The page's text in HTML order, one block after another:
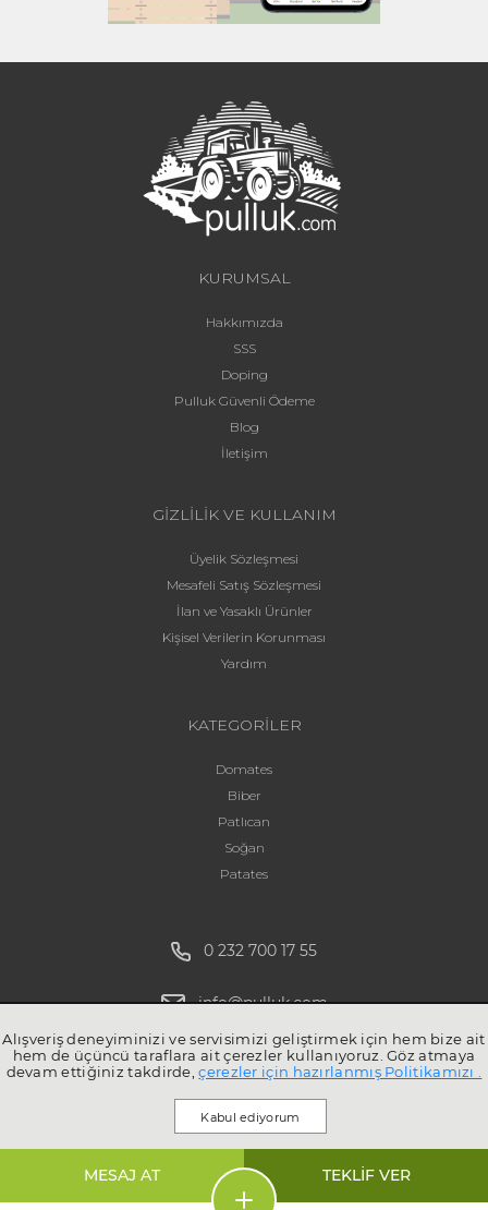
MESAJ AT TEKLİF VER
KURUMSAL
Hakkımızda
SSS
Doping
Pulluk Güvenli Ödeme
Blog
İletişim
GİZLİLİK VE KULLANIM
Üyelik Sözleşmesi
Mesafeli Satış Sözleşmesi
İlan ve Yasaklı Ürünler
Kişisel Verilerin Korunması
Yardım
KATEGORİLER
Domates
Biber
Patlıcan
Soğan
Patates
0 232 700 17 55
info@pulluk.com
Alışveriş deneyiminizi ve servisimizi geliştirmek için hem bize ait
hem de üçüncü taraflara ait çerezler kullanıyoruz. Göz atmaya
devam ettiğiniz takdirde,çerezler için hazırlanmış Politikamızı .
Kabul ediyorum